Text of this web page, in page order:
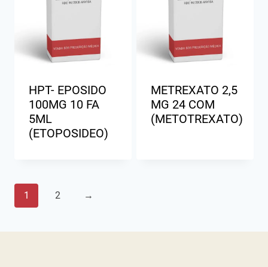
HPT- EPOSIDO
100MG 10 FA
5ML
(ETOPOSIDEO)
METREXATO 2,5
MG 24 COM
(METOTREXATO)
1 2 →